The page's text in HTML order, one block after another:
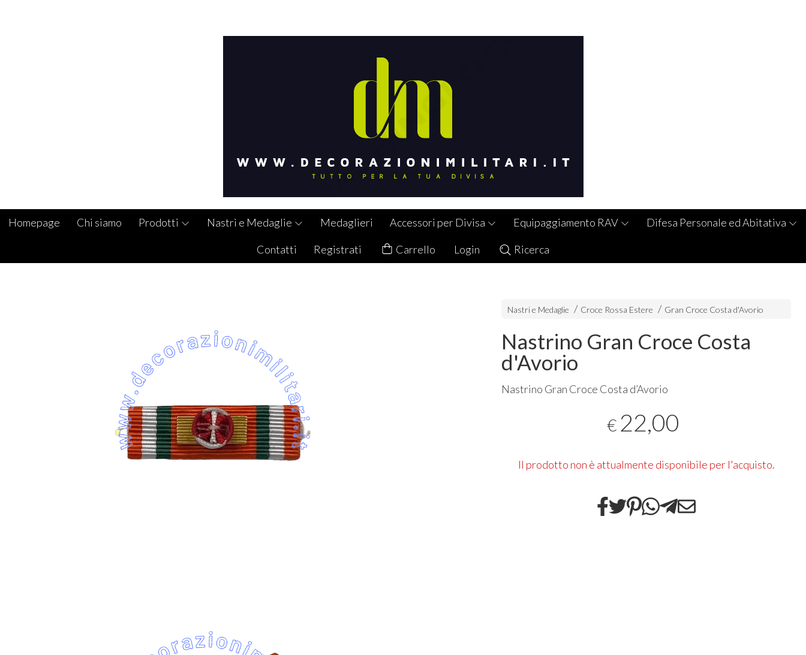
Homepage Chi siamo Prodotti Nastri e Medaglie Medaglieri Accessori per Divisa Equipaggiamento RAV Difesa Personale ed Abitativa
Contatti Registrati Carrello Login Ricerca
Nastri e Medaglie Croce Rossa Estere Gran Croce Costa d'Avorio
Nastrino Gran Croce Costa
d'Avorio
Nastrino Gran Croce Costa d’Avorio
€ 22,00
Il prodotto non è attualmente disponibile per l'acquisto.